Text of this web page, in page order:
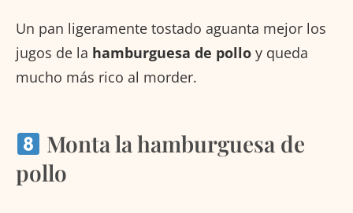
Un pan ligeramente tostado aguanta mejor los
jugos de la hamburguesa de pollo y queda
mucho más rico al morder.
Monta la hamburguesa de
pollo